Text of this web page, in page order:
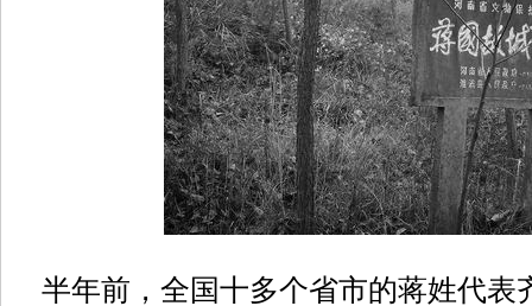
半年前，全国十多个省市的蒋姓代表